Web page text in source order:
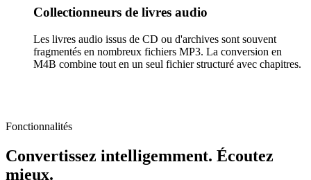
Collectionneurs de livres audio
Les livres audio issus de CD ou d'archives sont souvent
fragmentés en nombreux fichiers MP3. La conversion en
M4B combine tout en un seul fichier structuré avec chapitres.
Fonctionnalités
Convertissez intelligemment. Écoutez
mieux.